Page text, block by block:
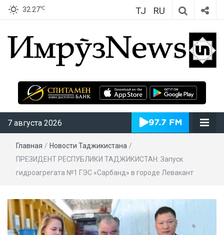
32.27℃ TJ RU
ИмрӯзNews
7 августа 2026
Главная / Новости Таджикистана /
ПРЕЗИДЕНТ РЕСПУБЛИКИ ТАДЖИКИСТАН: Запуск
гидроагрегата №1 ГЭС «Сарбанд» в городе Левакант